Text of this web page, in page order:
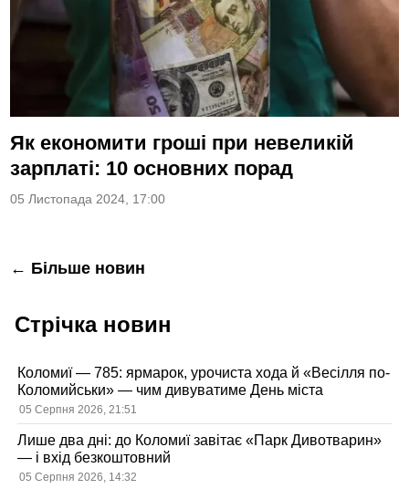
Як економити гроші при невеликій
зарплаті: 10 основних порад
05 Листопада 2024, 17:00
Навігація
записами
← Більше новин
Стрічка новин
Коломиї — 785: ярмарок, урочиста хода й «Весілля по-
Коломийськи» — чим дивуватиме День міста
05 Серпня 2026, 21:51
Лише два дні: до Коломиї завітає «Парк Дивотварин»
— і вхід безкоштовний
05 Серпня 2026, 14:32